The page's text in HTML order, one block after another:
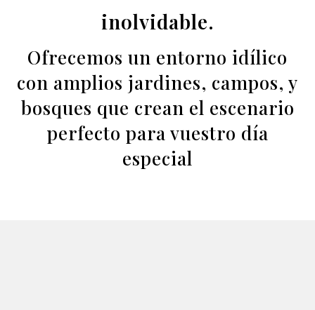
inolvidable.
Ofrecemos un entorno idílico
con amplios jardines, campos, y
bosques que crean el escenario
perfecto para vuestro día
especial